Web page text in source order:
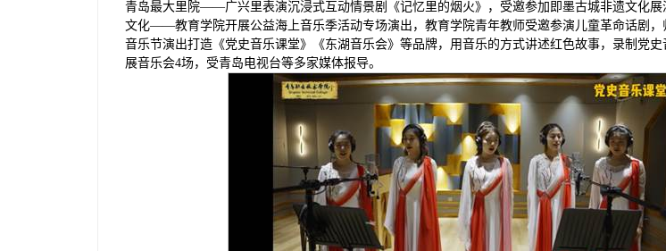
青岛最大里院——广兴里表演沉浸式互动情景剧《记忆里的烟火》，受邀参加即墨古城非遗文化展
文化——教育学院开展公益海上音乐季活动专场演出，教育学院青年教师受邀参演儿童革命话剧，
音乐节演出打造《党史音乐课堂》《东湖音乐会》等品牌，用音乐的方式讲述红色故事，录制党
展音乐会4场，受青岛电视台等多家媒体报导。